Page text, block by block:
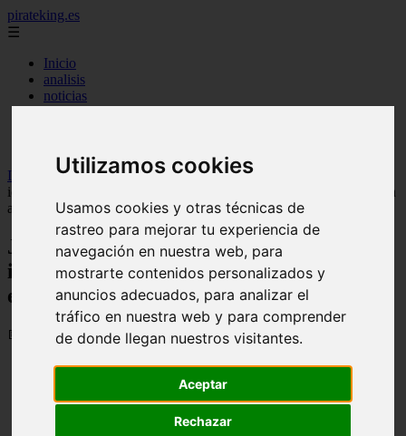
Utilizamos cookies
Usamos cookies y otras técnicas de
rastreo para mejorar tu experiencia de
navegación en nuestra web, para
mostrarte contenidos personalizados y
anuncios adecuados, para analizar el
tráfico en nuestra web y para comprender
de donde llegan nuestros visitantes.
Aceptar
Rechazar
pirateking.es
☰
Inicio
analisis
noticias
Inicio
fanficonepiece >Jujutsu Kaisen Módulo reinventa al
icónico trío Yuji, Megumi y Nobara en un entorno de ciencia ficción
alienígena
Jujutsu Kaisen Módulo reinventa al
icónico trío Yuji, Megumi y Nobara en un
entorno de ciencia ficción alienígena
📅 30/09/2025